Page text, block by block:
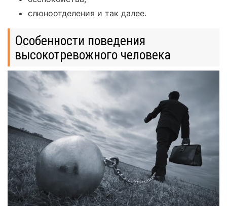
слюноотделения и так далее.
Особенности поведения
высокотревожного человека